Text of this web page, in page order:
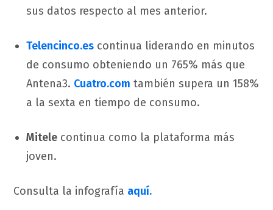
sus datos respecto al mes anterior.
Telencinco.es continua liderando en minutos
de consumo obteniendo un 765% más que
Antena3. Cuatro.com también supera un 158%
a la sexta en tiempo de consumo.
Mitele continua como la plataforma más
joven.
Consulta la infografía aquí.